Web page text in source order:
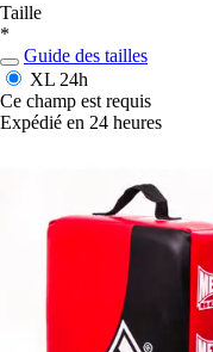
Taille
*
Guide des tailles
XL 24h
Ce champ est requis
Expédié en 24 heures